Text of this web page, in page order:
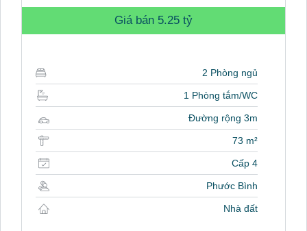
Giá bán 5.25 tỷ
2 Phòng ngủ
1 Phòng tắm/WC
Đường rộng 3m
73 m²
Cấp 4
Phước Bình
Nhà đất